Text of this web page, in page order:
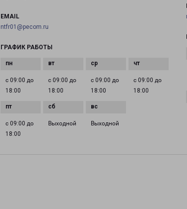
EMAIL
ntfr01@pecom.ru
ГРАФИК РАБОТЫ
с 09:00 до
18:00
с 09:00 до
18:00
с 09:00 до
18:00
с 09:00 до
18:00
с 09:00 до
18:00
Выходной Выходной